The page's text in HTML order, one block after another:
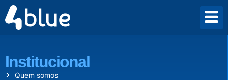
Desde 2009 criamos um mundo onde empreender vale a pena.
Institucional
Quem somos